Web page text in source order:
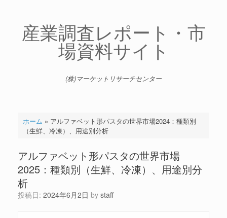
産業調査レポート・市
場資料サイト
(株)マーケットリサーチセンター
ホーム » アルファベット形パスタの世界市場2024：種類別
（生鮮、冷凍）、用途別分析
アルファベット形パスタの世界市場
2025：種類別（生鮮、冷凍）、用途別分
析
投稿日: 2024年6月2日 by staff